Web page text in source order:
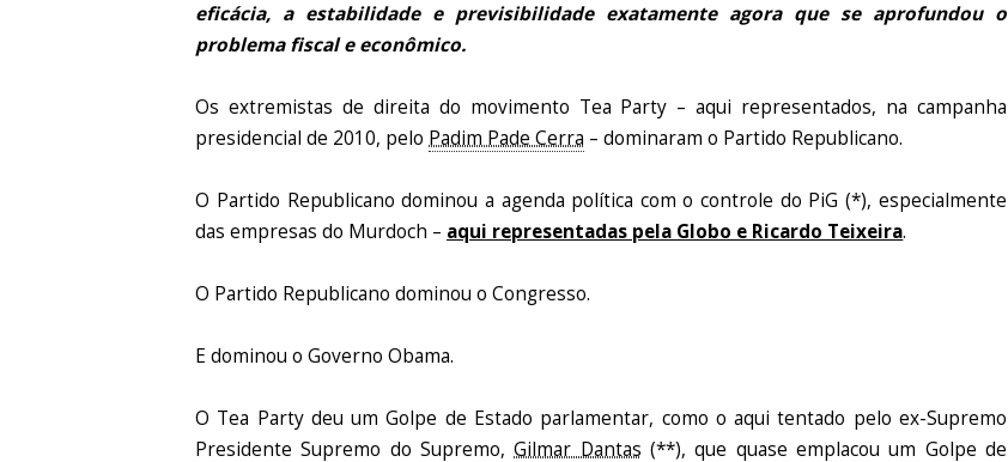
eficácia, a estabilidade e previsibilidade exatamente agora que se aprofundou o
problema fiscal e econômico.
Os extremistas de direita do movimento Tea Party – aqui representados, na campanha
presidencial de 2010, pelo Padim Pade Cerra – dominaram o Partido Republicano.
O Partido Republicano dominou a agenda política com o controle do PiG (*), especialmente
das empresas do Murdoch – aqui representadas pela Globo e Ricardo Teixeira.
O Partido Republicano dominou o Congresso.
E dominou o Governo Obama.
O Tea Party deu um Golpe de Estado parlamentar, como o aqui tentado pelo ex-Supremo
Presidente Supremo do Supremo,Gilmar Dantas (**), que quase emplacou um Golpe de